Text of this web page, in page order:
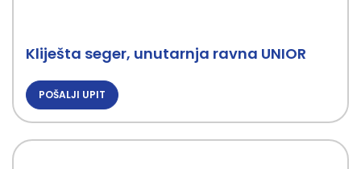
Kliješta seger, unutarnja ravna UNIOR
POŠALJI UPIT